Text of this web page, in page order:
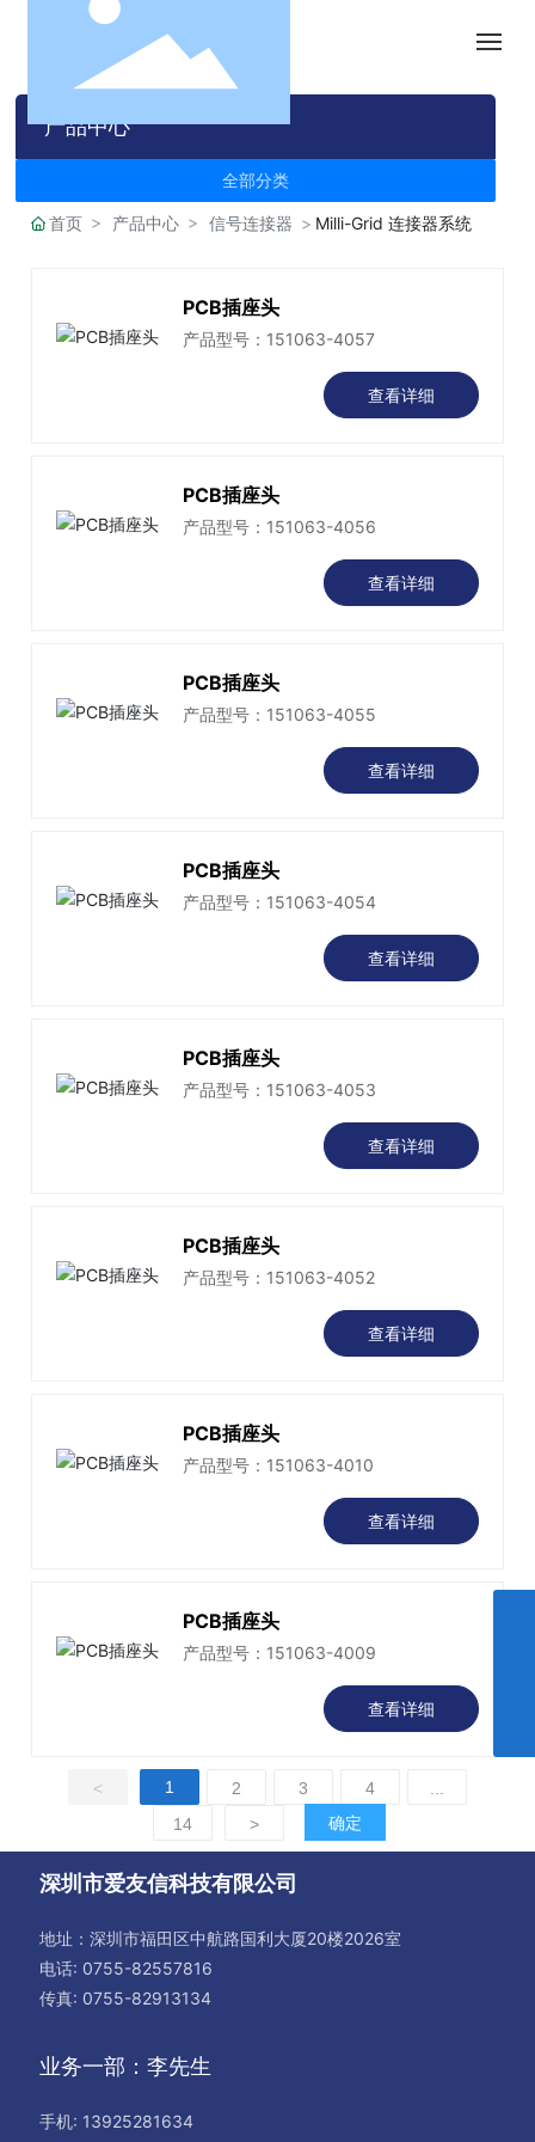
产品中心
全部分类
首页 产品中心 信号连接器 Milli-Grid 连接器系统
PCB插座头
产品型号：151063-4057
查看详细
PCB插座头
产品型号：151063-4056
查看详细
PCB插座头
产品型号：151063-4055
查看详细
PCB插座头
产品型号：151063-4054
查看详细
PCB插座头
产品型号：151063-4053
查看详细
PCB插座头
产品型号：151063-4052
查看详细
PCB插座头
产品型号：151063-4010
查看详细
PCB插座头
产品型号：151063-4009
查看详细
< 1 2 3 4
14
> 确定
jack.yuan@aiyouxin.com
李先生
aiyouxinLuke@163.com
咨询热线
13925281634
深圳市爱友信科技有限公司
地址：深圳市福田区中航路国利大厦20楼2026室
电话: 0755-82557816
传真: 0755-82913134
业务一部：李先生
手机: 13925281634